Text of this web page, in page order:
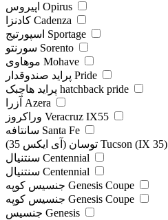
اپیروس Opirus
کادنزا Cadenza
اسپورتیج Sportage
سورنتو Sorento
موهاوی Mohave
پراید صندوقدار Pride
پراید هاچبک hatchback pride
آزرا Azera
وراکروز Veracruz IX55
سانتافه Santa Fe
توسان (آی ایکس 35) Tucson (IX 35)
سنتنیال Centennial
سنتنیال Centennial
جنسیس کوپه Genesis Coupe
جنسیس کوپه Genesis Coupe
جنسیس Genesis